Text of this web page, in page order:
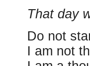
That day
Do not
I am not